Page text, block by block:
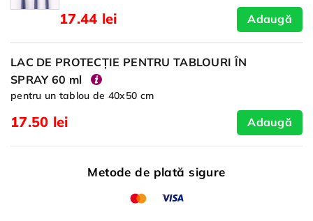
17.44 lei Adaugă
LAC DE PROTECȚIE PENTRU TABLOURI ÎN
SPRAY 60 ml
pentru un tablou de 40x50 cm
17.50 lei Adaugă
Metode de plată sigure